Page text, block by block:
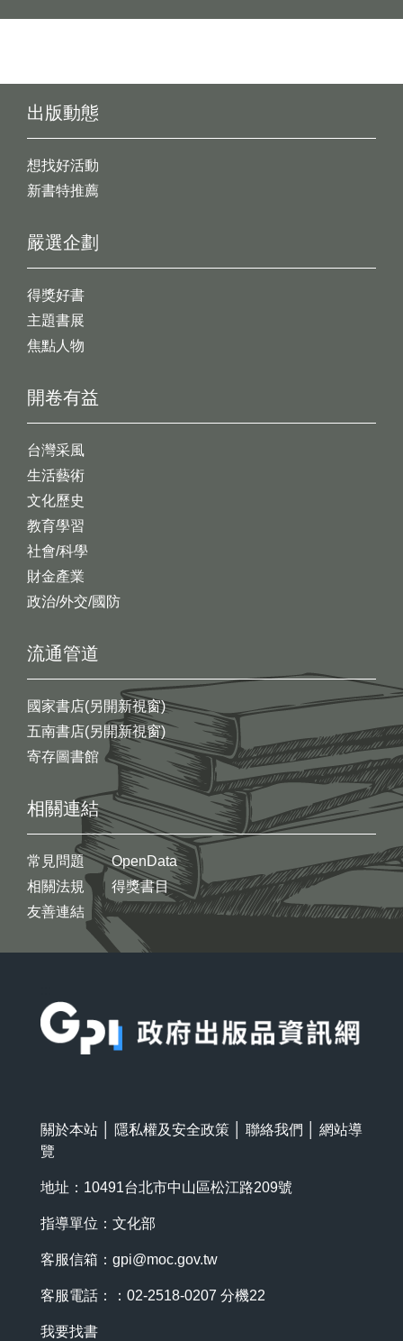
出版動態
想找好活動
新書特推薦
開卷有益
台灣采風
生活藝術
文化歷史
教育學習
社會/科學
財金產業
政治/外交/國防
嚴選企劃
得獎好書
主題書展
焦點人物
流通管道
國家書店(另開新視窗)
五南書店(另開新視窗)
寄存圖書館
相關連結
常見問題
相關法規
友善連結
OpenData
得獎書目
關於本站 隱私權及安全政策 聯絡我們
網站導
覽
地址：10491台北市中山區松江路209號
指導單位：文化部
客服信箱： gpi@moc.gov.tw
客服電話：：02-2518-0207 分機22
我要找書